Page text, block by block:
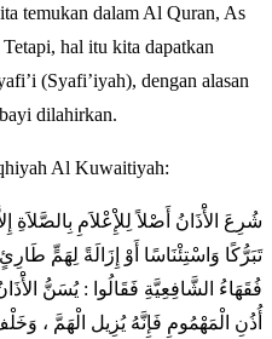
temukan dalam Al Quran, As
hal itu kita dapatkan
(Syafi’iyah), dengan alasan
dilahirkan.
Al Kuwaitiyah:
شُرِعَ الأَْذَانُ أَصْلاً لِلإِْعْلاَمِ بِالصَّلاَةِ
تَبَرُّكًا وَاسْتِئْنَاسًا أَوْ إِزَالَةً لِهَمٍّ
فُقَهَاءُ الشَّافِعِيَّةِ فَقَالُوا : يُسَنُّ
أُذُنِ الْمَهْمُومِ فَإِنَّهُ يُزِيل الْهَمَّ ،